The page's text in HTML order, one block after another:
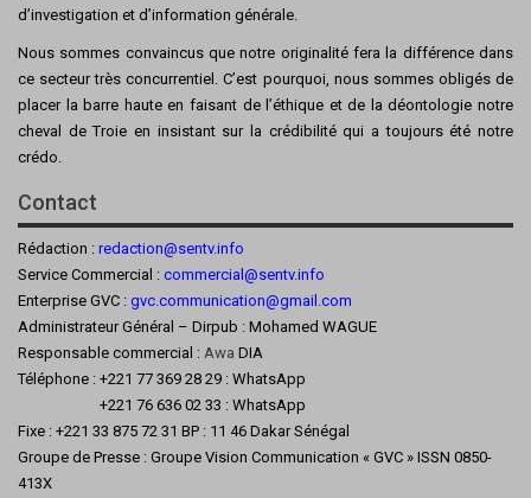
d’investigation et d’information générale.
Nous sommes convaincus que notre originalité fera la différence dans
ce secteur très concurrentiel. C’est pourquoi, nous sommes obligés de
placer la barre haute en faisant de l’éthique et de la déontologie notre
cheval de Troie en insistant sur la crédibilité qui a toujours été notre
crédo.
Contact
Rédaction : redaction@sentv.info
Service Commercial : commercial@sentv.info
Enterprise GVC : gvc.communication@gmail.com
Administrateur Général – Dirpub : Mohamed WAGUE
Responsable commercial : Awa DIA
Téléphone : +221 77 369 28 29 : WhatsApp
+221 76 636 02 33 : WhatsApp
Fixe : +221 33 875 72 31 BP : 11 46 Dakar Sénégal
Groupe de Presse : Groupe Vision Communication « GVC » ISSN 0850-
413X